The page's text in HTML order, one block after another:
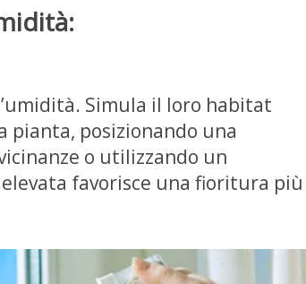
Simula il loro habitat
pianta, posizionando una
o utilizzando un
favorisce una fioritura più